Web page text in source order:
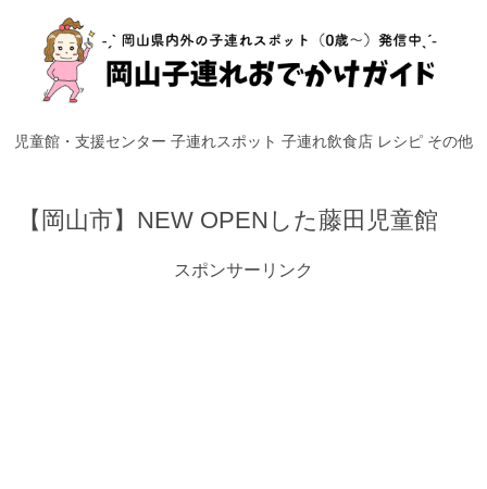
児童館・支援センター 子連れスポット 子連れ飲食店 レシピ その他
【岡山市】NEW OPENした藤田児童館
スポンサーリンク